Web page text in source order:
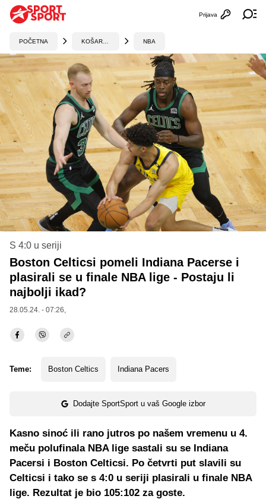
Otvori
Prijava
POČETNA NBA
S 4:0 u seriji
Boston Celticsi pomeli Indiana Pacerse i
plasirali se u finale NBA lige - Postaju li
najbolji ikad?
28.05.24. - 07:26,
Teme: Boston Celtics Indiana Pacers
Dodajte SportSport u vaš Google izbor
Kasno sinoć ili rano jutros po našem vremenu u 4.
meču polufinala NBA lige sastali su se Indiana
Pacersi i Boston Celticsi. Po četvrti put slavili su
Celticsi i tako se s 4:0 u seriji plasirali u finale NBA
lige. Rezultat je bio 105:102 za goste.